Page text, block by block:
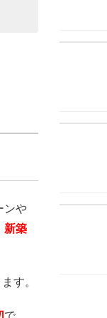
ンや
新築
す。